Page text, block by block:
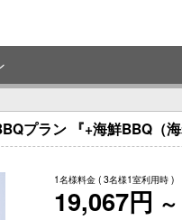
プラン 『+海鮮BBQ（海
1名様料金 ( 3名様1室利用時 )
19,067円 ～